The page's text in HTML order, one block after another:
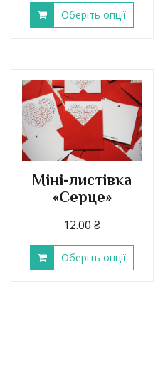
Оберіть опції
Міні-листівка
«Серце»
12.00₴
Оберіть опції